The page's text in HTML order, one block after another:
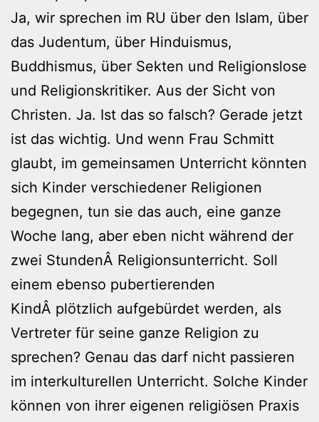
Ja, wir sprechen im RU über den Islam, über
das Judentum, über Hinduismus,
Buddhismus, über Sekten und Religionslose
und Religionskritiker. Aus der Sicht von
Christen. Ja. Ist das so falsch? Gerade jetzt
ist das wichtig. Und wenn Frau Schmitt
glaubt, im gemeinsamen Unterricht könnten
sich Kinder verschiedener Religionen
begegnen, tun sie das auch, eine ganze
Woche lang, aber eben nicht während der
zwei StundenÂ Religionsunterricht. Soll
einem ebenso pubertierenden
KindÂ plötzlich aufgebürdet werden, als
Vertreter für seine ganze Religion zu
sprechen? Genau das darf nicht passieren
im interkulturellen Unterricht. Solche Kinder
können von ihrer eigenen religiösen Praxis